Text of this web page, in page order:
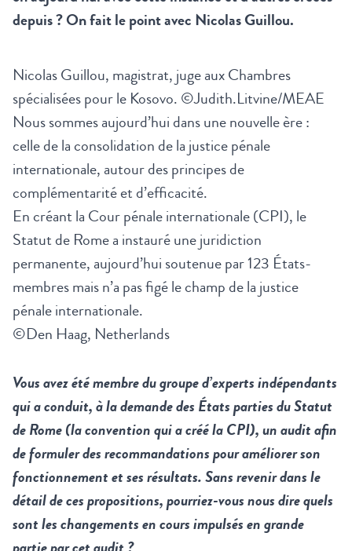
depuis ? On fait le point avec Nicolas Guillou.
Nicolas Guillou, magistrat, juge aux Chambres
spécialisées pour le Kosovo. ©Judith.Litvine/MEAE
Nous sommes aujourd’hui dans une nouvelle ère :
celle de la consolidation de la justice pénale
internationale, autour des principes de
complémentarité et d’efficacité.
En créant la Cour pénale internationale (CPI), le
Statut de Rome a instauré une juridiction
permanente, aujourd’hui soutenue par 123 États-
membres mais n’a pas figé le champ de la justice
pénale internationale.
©Den Haag, Netherlands
Vous avez été membre du groupe d’experts indépendants
qui a conduit, à la demande des États parties du Statut
de Rome (la convention qui a créé la CPI), un audit afin
de formuler des recommandations pour améliorer son
fonctionnement et ses résultats. Sans revenir dans le
détail de ces propositions, pourriez-vous nous dire quels
sont les changements en cours impulsés en grande